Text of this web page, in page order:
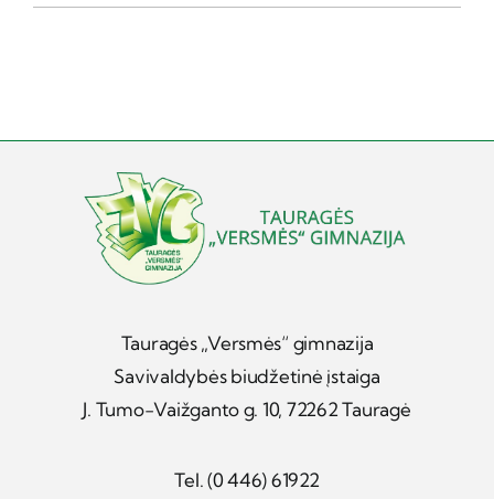
Tauragės „Versmės“ gimnazija
Savivaldybės biudžetinė įstaiga
J. Tumo-Vaižganto g. 10, 72262 Tauragė
Tel. (0 446) 61922